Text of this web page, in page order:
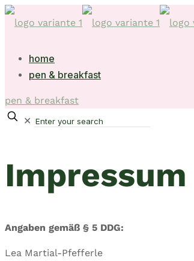
home
pen & breakfast
pen & breakfast
✕
Impressum
Angaben gemäß § 5 DDG:
Lea Martial-Pfefferle